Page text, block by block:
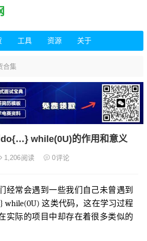
工具 资源 关于
合集
do{…} while(0U)的作用和意义
1,206阅读 0评论
经常会遇到一些我们自己未曾遇到
while(0U) 这类代码，这在学习过程
实际的项目中却存在着很多类似的